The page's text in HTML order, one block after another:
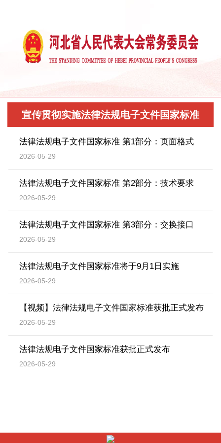
宣传贯彻实施法律法规电子文件国家标准
法律法规电子文件国家标准 第1部分：页面格式
2026-05-29
法律法规电子文件国家标准 第2部分：技术要求
2026-05-29
法律法规电子文件国家标准 第3部分：交换接口
2026-05-29
法律法规电子文件国家标准将于9月1日实施
2026-05-29
【视频】法律法规电子文件国家标准获批正式发布
2026-05-29
法律法规电子文件国家标准获批正式发布
2026-05-29